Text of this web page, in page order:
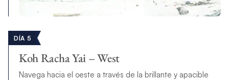
DÍA 5
Koh Racha Yai – West
Navega hacia el oeste a través de la brillante y apacible